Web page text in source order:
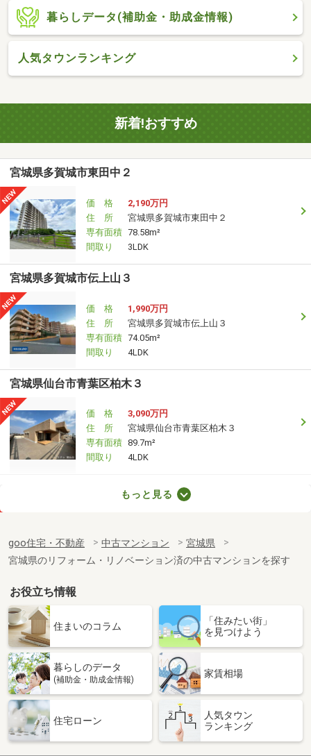
暮らしデータ(補助金・助成金情報)
人気タウンランキング
新着!おすすめ
宮城県多賀城市東田中２
価 格
2,190万円
住 所
宮城県多賀城市東田中２
専有面積 78.58m²
間取り
3LDK
宮城県多賀城市伝上山３
価 格
1,990万円
住 所
宮城県多賀城市伝上山３
専有面積 74.05m²
間取り
4LDK
宮城県仙台市青葉区柏木３
価 格
3,090万円
住 所
宮城県仙台市青葉区柏木３
専有面積 89.7m²
間取り
4LDK
宮城県多賀城市伝上山３
専有面積 74.05m²
間取り
4LDK
宮城県塩竈市尾島町
価 格
680万円
宮城県塩竈市尾島町
専有面積 115.04m²
間取り
宮城県仙台市若林区大和町５丁目
2,350万円
住 所
宮城県仙台市若林区大和町５丁目
もっと見る
goo住宅・不動産 中古マンション
宮城県
宮城県のリフォーム・リノベーション済の中古マンションを探す
お役立ち情報
住まいのコラム
「住みたい街」
を見つけよう
暮らしのデータ
(補助金・助成金情報)
家賃相場
住宅ローン
人気タウン
ランキング